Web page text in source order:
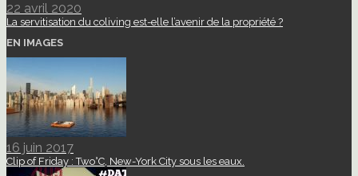
22 avril 2020
La servitisation du coliving est-elle l’avenir de la propriété ?
EN IMAGES
16 juin 2017
Clip of Friday : Two°C, New-York City sous les eaux.